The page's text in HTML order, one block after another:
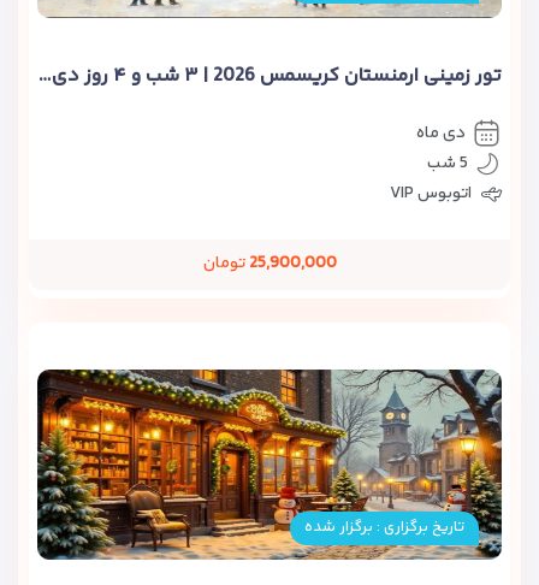
تور زمینی ارمنستان کریسمس 2026 | ۳ شب و ۴ روز دی 1404
دی ماه
5 شب
اتوبوس VIP
25,900,000تومان
تاریخ برگزاری : برگزار شده